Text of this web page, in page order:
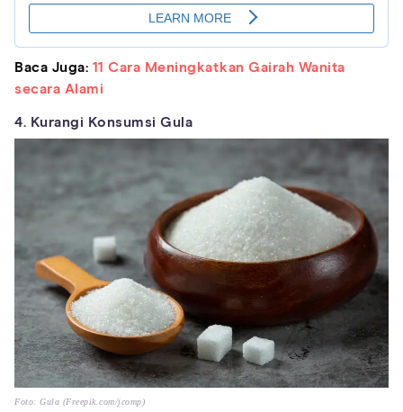
Baca Juga: 11 Cara Meningkatkan Gairah Wanita
secara Alami
4. Kurangi Konsumsi Gula
Foto: Gula (Freepik.com/jcomp)